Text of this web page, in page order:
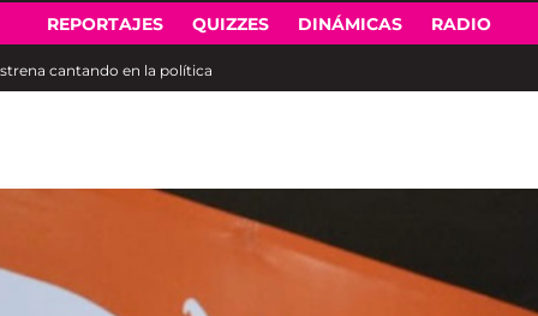
Open
dropdown
REPORTAJES QUIZZES DINÁMICAS RADIO
cantando en la política